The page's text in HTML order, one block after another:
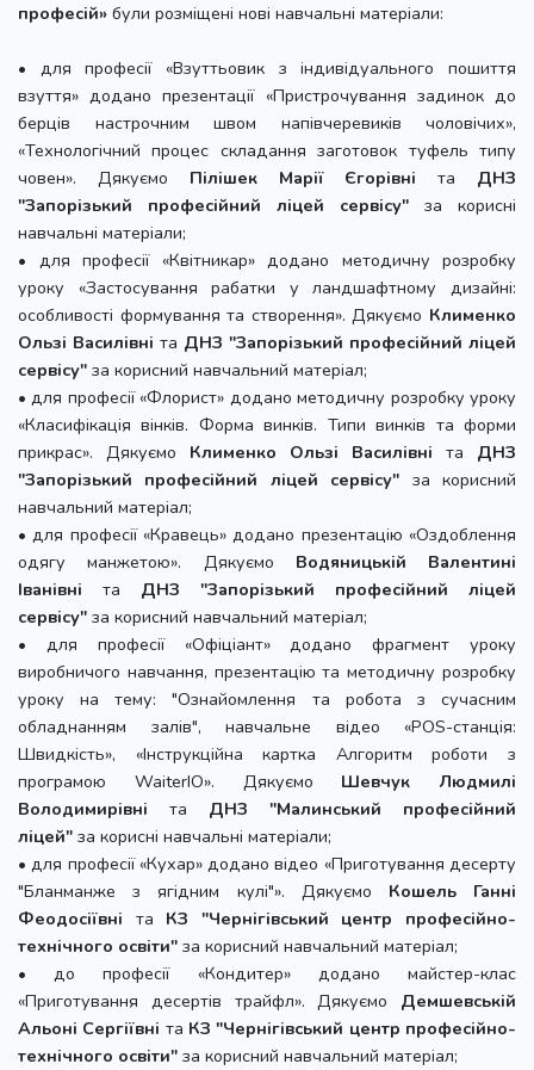
професій» були розміщені нові навчальні матеріали:
• для професії «Взуттьовик з індивідуального пошиття
взуття» додано презентації «Пристрочування задинок до
берців настрочним швом напівчеревиків чоловічих»,
«Технологічний процес складання заготовок туфель типу
човен». Дякуємо Пілішек Марії Єгорівні та ДНЗ
"Запорізький професійний ліцей сервісу" за корисні
навчальні матеріали;
• для професії «Квітникар» додано методичну розробку
уроку «Застосування рабатки у ландшафтному дизайні:
особливості формування та створення». Дякуємо Клименко
Ользі Василівні та ДНЗ "Запорізький професійний ліцей
сервісу" за корисний навчальний матеріал;
• для професії «Флорист» додано методичну розробку уроку
«Класифікація вінків. Форма винків. Типи винків та форми
прикрас». Дякуємо Клименко Ользі Василівні та ДНЗ
"Запорізький професійний ліцей сервісу" за корисний
навчальний матеріал;
• для професії «Кравець» додано презентацію «Оздоблення
одягу манжетою». Дякуємо Водяницькій Валентині
Іванівні та ДНЗ "Запорізький професійний ліцей
сервісу" за корисний навчальний матеріал;
• для професії «Офіціант» додано фрагмент уроку
виробничого навчання, презентацію та методичну розробку
уроку на тему: "Ознайомлення та робота з сучасним
обладнанням залів", навчальне відео «POS-станція:
Швидкість», «Інструкційна картка Алгоритм роботи з
програмою WaiterIO». Дякуємо Шевчук Людмилі
Володимирівні та ДНЗ "Малинський професійний
ліцей" за корисні навчальні матеріали;
• для професії «Кухар» додано відео «Приготування десерту
"Бланманже з ягідним кулі"». Дякуємо Кошель Ганні
Феодосіївні та КЗ "Чернігівський центр професійно-
технічного освіти" за корисний навчальний матеріал;
• до професії «Кондитер» додано майстер-клас
«Приготування десертів трайфл». Дякуємо Демшевській
Альоні Сергіївні та КЗ "Чернігівський центр професійно-
технічного освіти" за корисний навчальний матеріал;